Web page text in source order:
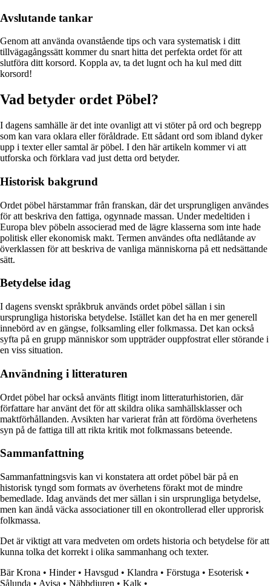
Avslutande tankar
Genom att använda ovanstående tips och vara systematisk i ditt
tillvägagångssätt kommer du snart hitta det perfekta ordet för att
slutföra ditt korsord. Koppla av, ta det lugnt och ha kul med ditt
korsord!
Vad betyder ordet Pöbel?
I dagens samhälle är det inte ovanligt att vi stöter på ord och begrepp
som kan vara oklara eller föråldrade. Ett sådant ord som ibland dyker
upp i texter eller samtal är pöbel. I den här artikeln kommer vi att
utforska och förklara vad just detta ord betyder.
Historisk bakgrund
Ordet pöbel härstammar från franskan, där det ursprungligen användes
för att beskriva den fattiga, ogynnade massan. Under medeltiden i
Europa blev pöbeln associerad med de lägre klasserna som inte hade
politisk eller ekonomisk makt. Termen användes ofta nedlåtande av
överklassen för att beskriva de vanliga människorna på ett nedsättande
sätt.
Betydelse idag
I dagens svenskt språkbruk används ordet pöbel sällan i sin
ursprungliga historiska betydelse. Istället kan det ha en mer generell
innebörd av en gängse, folksamling eller folkmassa. Det kan också
syfta på en grupp människor som uppträder ouppfostrat eller störande i
en viss situation.
Användning i litteraturen
Ordet pöbel har också använts flitigt inom litteraturhistorien, där
författare har använt det för att skildra olika samhällsklasser och
maktförhållanden. Avsikten har varierat från att fördöma överhetens
syn på de fattiga till att rikta kritik mot folkmassans beteende.
Sammanfattning
Sammanfattningsvis kan vi konstatera att ordet pöbel bär på en
historisk tyngd som formats av överhetens förakt mot de mindre
bemedlade. Idag används det mer sällan i sin ursprungliga betydelse,
men kan ändå väcka associationer till en okontrollerad eller upprorisk
folkmassa.
Det är viktigt att vara medveten om ordets historia och betydelse för att
kunna tolka det korrekt i olika sammanhang och texter.
Bär Krona • Hinder• Havsgud • Klandra • Förstuga • Esoterisk •
Sålunda • Avisa • Näbbdjuren • Kalk •